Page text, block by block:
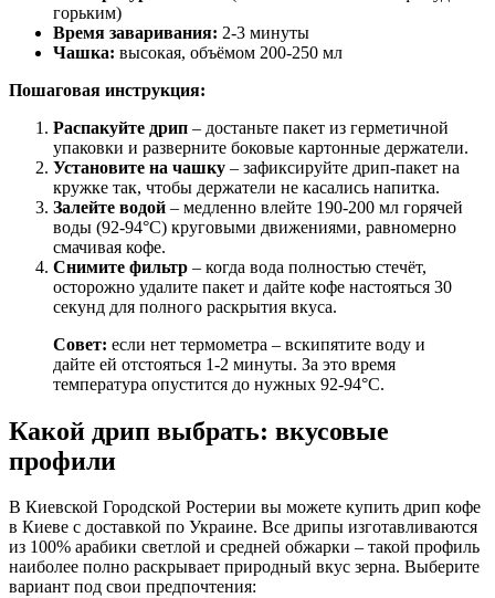
горьким)
Время заваривания: 2-3 минуты
Чашка: высокая, объёмом 200-250 мл
Пошаговая инструкция:
Распакуйте дрип – достаньте пакет из герметичной
упаковки и разверните боковые картонные держатели.
Установите на чашку – зафиксируйте дрип-пакет на
кружке так, чтобы держатели не касались напитка.
Залейте водой – медленно влейте 190-200 мл горячей
воды (92-94°C) круговыми движениями, равномерно
смачивая кофе.
Снимите фильтр – когда вода полностью стечёт,
осторожно удалите пакет и дайте кофе настояться 30
секунд для полного раскрытия вкуса.
Совет: если нет термометра – вскипятите воду и
дайте ей отстояться 1-2 минуты. За это время
температура опустится до нужных 92-94°C.
Какой дрип выбрать: вкусовые
профили
В Киевской Городской Ростерии вы можете купить дрип кофе
в Киеве с доставкой по Украине. Все дрипы изготавливаются
из 100% арабики светлой и средней обжарки – такой профиль
наиболее полно раскрывает природный вкус зерна. Выберите
вариант под свои предпочтения: